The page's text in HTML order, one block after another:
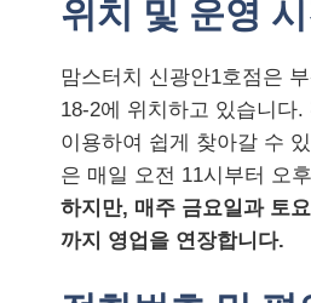
위치 및 운영
맘스터치 신광안1호점은
18-2에 위치하고 있습니다
이용하여 쉽게 찾아갈 수
은 매일 오전 11시부터 오
하지만, 매주 금요일과 토
까지 영업을 연장합니다.